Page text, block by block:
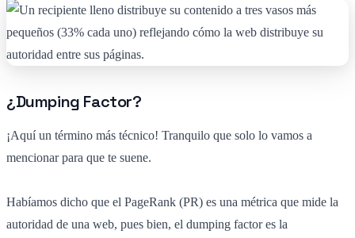
¿Dumping Factor?
¡Aquí un término más técnico! Tranquilo que solo lo vamos a
mencionar para que te suene.
Habíamos dicho que el PageRank (PR) es una métrica que mide la
autoridad de una web, pues bien, el dumping factor es la